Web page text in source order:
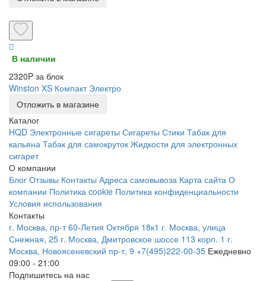
В наличии
2320P за блок
Winston XS Компакт Электро
Отложить в магазине
Каталог
HQD Электронные сигареты Сигареты Стики Табак для
кальяна Табак для самокруток Жидкости для электронных
сигарет
О компании
Блог Отзывы Контакты Адреса самовывоза Карта сайта О
компании Политика cookie Политика конфиденциальности
Условия использования
Контакты
г. Москва, пр-т 60-Летия Октября 18к1 г. Москва, улица
Снежная, 25 г. Москва, Дмитровское шоссе 113 корп. 1 г.
Москва, Новоясеневский пр-т, 9 +7(495)222-00-35 Ежедневно
09:00 - 21:00
Подпишитесь на нас